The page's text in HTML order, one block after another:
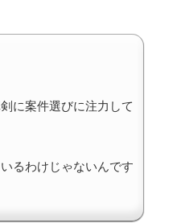
に案件選びに注力して
るわけじゃないんです